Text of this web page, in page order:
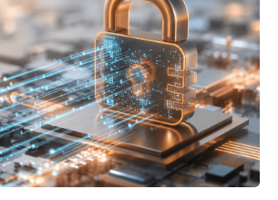
van Ruigrok onderzoek &